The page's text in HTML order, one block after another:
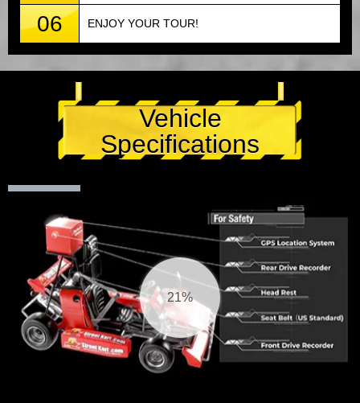
06 ENJOY YOUR TOUR!
Vehicle
Specifications
21%